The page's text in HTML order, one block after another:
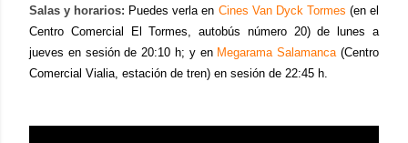
Salas y horarios: Puedes verla en Cines Van Dyck Tormes (en el
Centro Comercial El Tormes, autobús número 20) de lunes a
jueves en sesión de 20:10 h; y en Megarama Salamanca (Centro
Comercial Vialia, estación de tren) en sesión de 22:45 h.